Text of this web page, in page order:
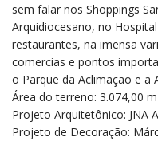
sem falar nos Shoppings
Arquidiocesano, no
restaurantes, na imensa
comercias e pontos
o Parque da Aclimação e a
Área do terreno: 3.074,00
Projeto Arquitetônico: JNA
Projeto de Decoração: